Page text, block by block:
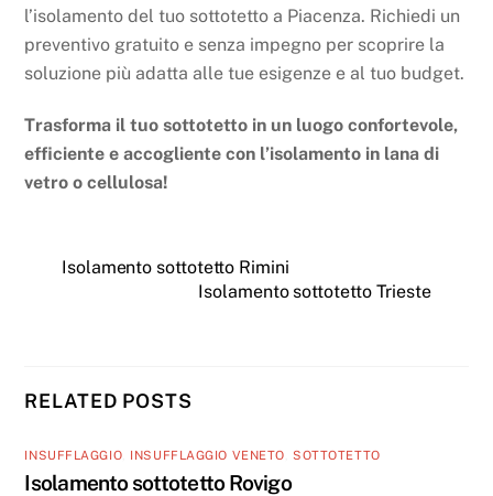
l’isolamento del tuo sottotetto a Piacenza. Richiedi un
preventivo gratuito e senza impegno per scoprire la
soluzione più adatta alle tue esigenze e al tuo budget.
Trasforma il tuo sottotetto in un luogo confortevole,
efficiente e accogliente con l’isolamento in lana di
vetro o cellulosa!
Isolamento sottotetto Rimini
Isolamento sottotetto Trieste
RELATED POSTS
INSUFFLAGGIO INSUFFLAGGIO VENETO ,SOTTOTETTO
Isolamento sottotetto Rovigo